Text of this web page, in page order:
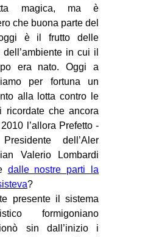
magica, ma è
che buona parte del
è il frutto delle
in cui il
era nato. Oggi a
per fortuna un
alla lotta contro le
ricordate che ancora
l’allora Prefetto -
dell’Aler
Valerio Lombardi
dalle nostre parti la
?
presente il sistema
formigoniano
sin dall’inizio i